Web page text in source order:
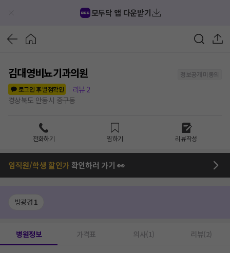
모두닥 앱 다운받기
김대영비뇨기과의원
정보공개 미동의
로그인 후 별점확인
리뷰 2
경상북도 안동시 중구동
전화하기 찜하기 리뷰작성
임직원/학생 할인가확인하러 가기 👀
방광경 1
병원정보 가격표 의사(1) 리뷰(2)